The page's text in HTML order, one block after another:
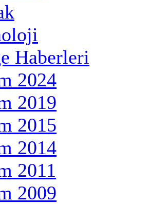
Haberleri
2024
2019
2015
2014
2011
2009